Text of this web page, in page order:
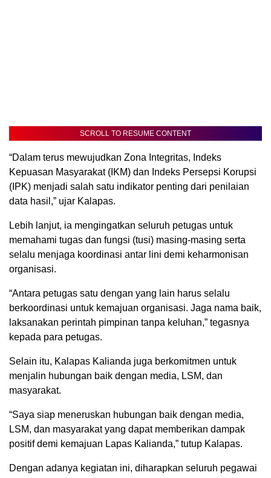
SCROLL TO RESUME CONTENT
“Dalam terus mewujudkan Zona Integritas, Indeks
Kepuasan Masyarakat (IKM) dan Indeks Persepsi Korupsi
(IPK) menjadi salah satu indikator penting dari penilaian
data hasil,” ujar Kalapas.
Lebih lanjut, ia mengingatkan seluruh petugas untuk
memahami tugas dan fungsi (tusi) masing-masing serta
selalu menjaga koordinasi antar lini demi keharmonisan
organisasi.
“Antara petugas satu dengan yang lain harus selalu
berkoordinasi untuk kemajuan organisasi. Jaga nama baik,
laksanakan perintah pimpinan tanpa keluhan,” tegasnya
kepada para petugas.
Selain itu, Kalapas Kalianda juga berkomitmen untuk
menjalin hubungan baik dengan media, LSM, dan
masyarakat.
“Saya siap meneruskan hubungan baik dengan media,
LSM, dan masyarakat yang dapat memberikan dampak
positif demi kemajuan Lapas Kalianda,” tutup Kalapas.
Dengan adanya kegiatan ini, diharapkan seluruh pegawai